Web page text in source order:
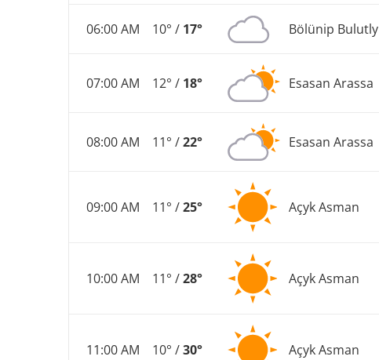
06:00 AM 10° / 17° Bölünip Bulutly
07:00 AM 12° / 18° Esasan Arassa
08:00 AM 11° /22° Esasan Arassa
09:00 AM 11° /25° Açyk Asman
10:00 AM 11° /28° Açyk Asman
11:00 AM 10° /30° Açyk Asman